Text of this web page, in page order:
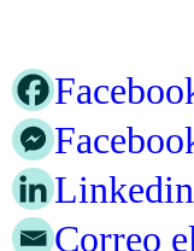
Linkedin
Correo